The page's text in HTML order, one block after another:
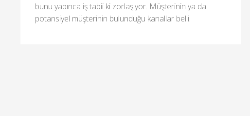
bunu yapınca iş tabii ki zorlaşıyor. Müşterinin ya da
potansiyel müşterinin bulunduğu kanallar belli.